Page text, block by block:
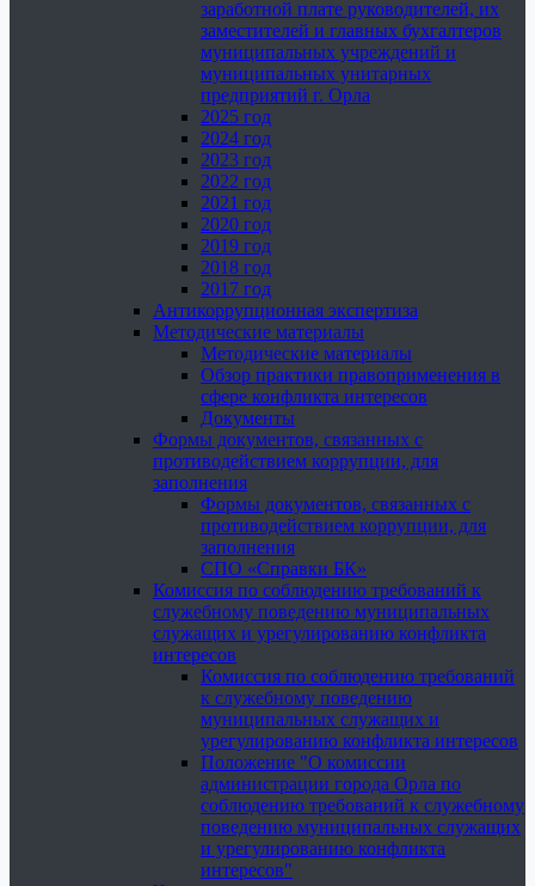
заработной плате руководителей, их
заместителей и главных бухгалтеров
муниципальных учреждений и
муниципальных унитарных
предприятий г. Орла
2025 год
2024 год
2023 год
2022 год
2021 год
2020 год
2019 год
2018 год
2017 год
Антикоррупционная экспертиза
Методические материалы
Методические материалы
Обзор практики правоприменения в
сфере конфликта интересов
Документы
Формы документов, связанных с
противодействием коррупции, для
заполнения
Формы документов, связанных с
противодействием коррупции, для
заполнения
СПО «Справки БК»
Комиссия по соблюдению требований к
служебному поведению муниципальных
служащих и урегулированию конфликта
интересов
Комиссия по соблюдению требований
к служебному поведению
муниципальных служащих и
урегулированию конфликта интересов
Положение "О комиссии
администрации города Орла по
соблюдению требований к служебному
поведению муниципальных служащих
и урегулированию конфликта
интересов"